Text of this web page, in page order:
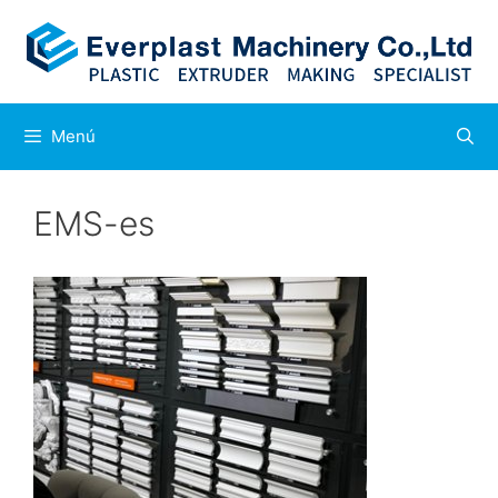
Menú
EMS-es